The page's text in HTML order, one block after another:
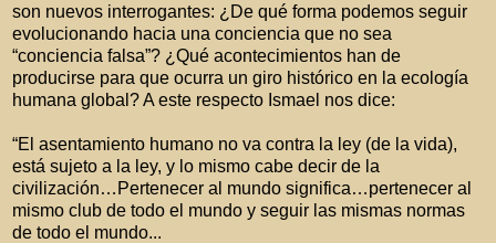
son nuevos interrogantes: ¿De qué forma podemos seguir
evolucionando hacia una conciencia que no sea
“conciencia falsa”? ¿Qué acontecimientos han de
producirse para que ocurra un giro histórico en la ecología
humana global? A este respecto Ismael nos dice:
“El asentamiento humano no va contra la ley (de la vida),
está sujeto a la ley, y lo mismo cabe decir de la
civilización…Pertenecer al mundo significa…pertenecer al
mismo club de todo el mundo y seguir las mismas normas
de todo el mundo...